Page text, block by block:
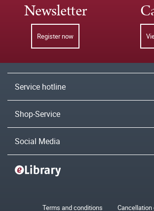
Newsletter
Register now
Service hotline
Shop-Service
Social Media
Terms and conditions Cancellation